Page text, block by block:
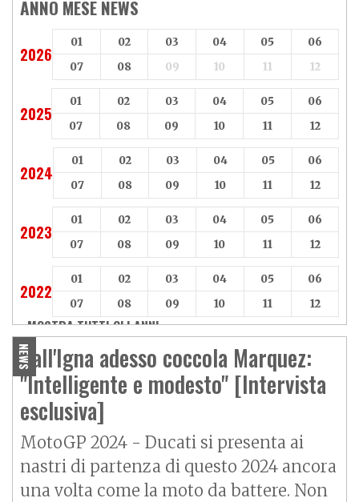
ANNO MESE NEWS
2026
01 02 03 04 05
06
07
08 09 10 11 12
2025
01 02 03 04 05
06
07
08 09 10 11 12
2024
01 02 03 04 05
06
07
08 09 10 11 12
2023
01 02 03 04 05
06
07
08 09 10 11 12
2022
01 02 03 04 05
06
07
08 09 10 11 12
MOSTRA TUTTI GLI ANNI »
NEWS
Dall'Igna adesso coccola Marquez:
"Intelligente e modesto" [Intervista
esclusiva]
MotoGP 2024 - Ducati si presenta ai
nastri di partenza di questo 2024 ancora
una volta come la moto da battere. Non